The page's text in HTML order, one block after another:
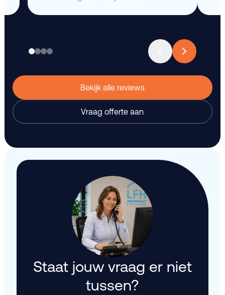
Bekijk alle reviews
Vraag offerte aan
Staat jouw vraag er niet
tussen?